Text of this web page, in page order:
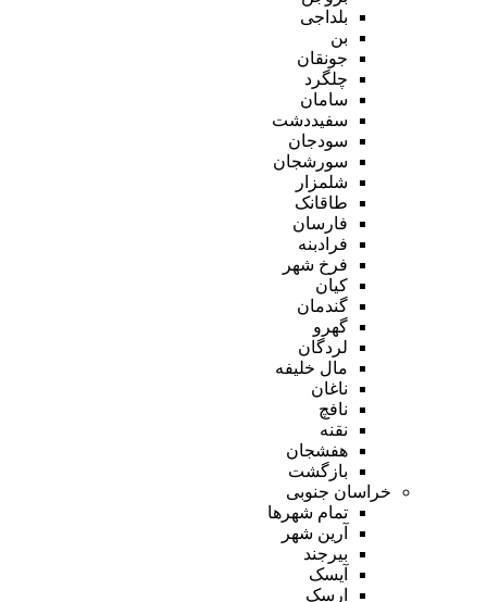
بلداجی
بن
جونقان
چلگرد
سامان
سفیددشت
سودجان
سورشجان
شلمزار
طاقانک
فارسان
فرادبنه
فرخ شهر
کیان
گندمان
گهرو
لردگان
مال خلیفه
ناغان
نافچ
نقنه
هفشجان
بازگشت
خراسان جنوبی
تمام شهر‌ها
آرین شهر
بیرجند
آیسک
ارسک